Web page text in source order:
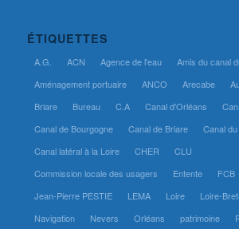
ÉTIQUETTES
A.G. ACN Agence de l'eau
Amis du canal
Aménagement portuaire
ANCO Arecabe
Briare
Bureau C.A Canal d'Orléans
Canal de Bourgogne
Canal de Briare
Canal
Canal latéral à la Loire
CHER
CLU
Commission locale des usagers
Entente FCB
Jean-Pierre PESTIE
LEMA Loire Loire-
Navigation
Nevers Orléans patrimoine